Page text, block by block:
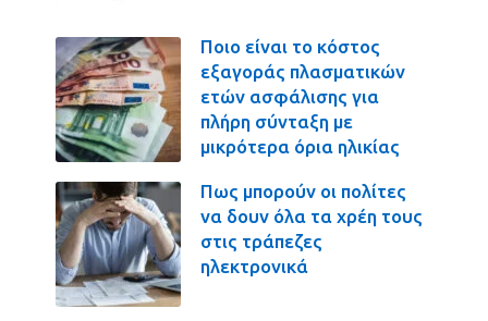
Ποιο είναι το κόστος
εξαγοράς πλασματικών
ετών ασφάλισης για
πλήρη σύνταξη με
μικρότερα όρια ηλικίας
Πως μπορούν οι πολίτες
να δουν όλα τα χρέη τους
στις τράπεζες
ηλεκτρονικά